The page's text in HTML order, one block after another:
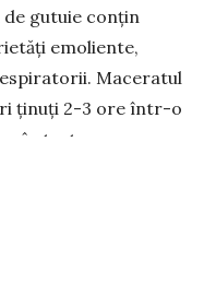
de gutuie conțin
emoliente,
Maceratul
ținuți 2-3 ore într-o
în tratarea